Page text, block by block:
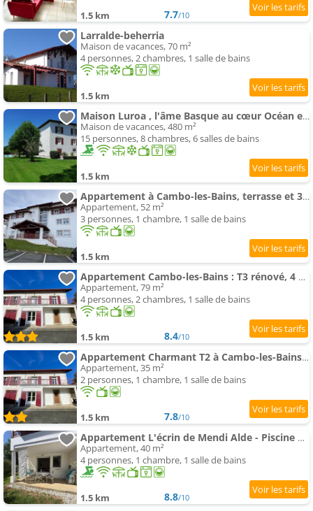
1.5 km 7.7/10
Larralde-beherria
Maison de vacances, 70 m²
4 personnes, 2 chambres, 1 salle de bains
1.5 km
Maison Luroa , l'âme Basque au cœur Océan et Montagne
Maison de vacances, 480 m²
15 personnes, 8 chambres, 6 salles de bains
1.5 km
Appartement à Cambo-les-Bains, terrasse et 3 couchages - FR-1-495-157
Appartement, 52 m²
3 personnes, 1 chambre, 1 salle de bains
1.5 km
Appartement Cambo-les-Bains : T3 rénové, 4 pers, proche thermes, wifi - FR-1-495-145
Appartement, 79 m²
4 personnes, 2 chambres, 1 salle de bains
1.5 km 8.4/10
Appartement Charmant T2 à Cambo-les-Bains, proche des Thermes, - FR-1-495-146
Appartement, 35 m²
2 personnes, 1 chambre, 1 salle de bains
1.5 km 7.8/10
Appartement L'écrin de Mendi Alde - Piscine Collective
Appartement, 40 m²
4 personnes, 1 chambre, 1 salle de bains
1.5 km 8.8/10